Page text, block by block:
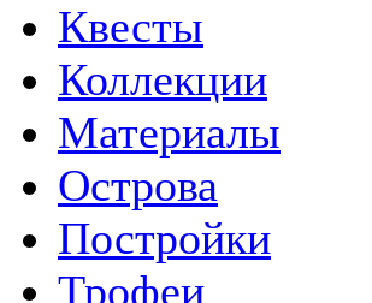
Квесты
Коллекции
Материалы
Острова
Постройки
Трофеи